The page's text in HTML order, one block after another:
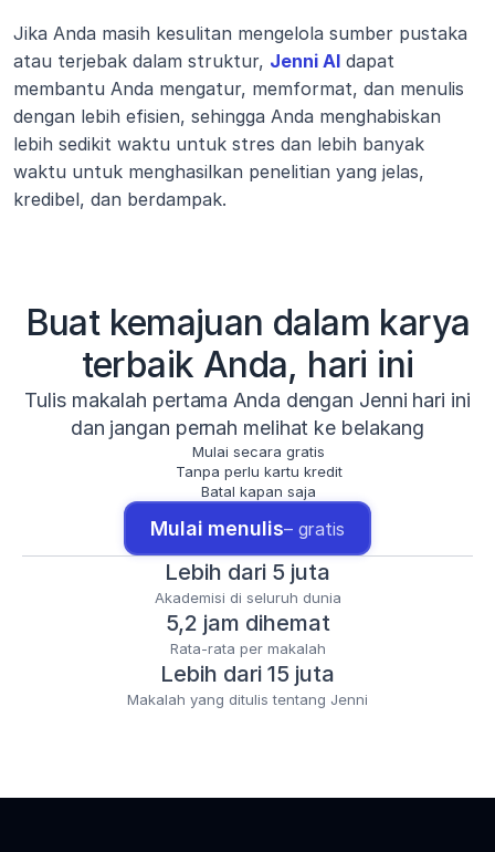
Jika Anda masih kesulitan mengelola sumber pustaka
atau terjebak dalam struktur, Jenni AI dapat
membantu Anda mengatur, memformat, dan menulis
dengan lebih efisien, sehingga Anda menghabiskan
lebih sedikit waktu untuk stres dan lebih banyak
waktu untuk menghasilkan penelitian yang jelas,
kredibel, dan berdampak.
Buat kemajuan dalam karya
terbaik Anda, hari ini
Tulis makalah pertama Anda dengan Jenni hari ini
dan jangan pernah melihat ke belakang
Mulai secara gratis
Tanpa perlu kartu kredit
Batal kapan saja
Mulai menulis– gratis
Lebih dari 5 juta
Akademisi di seluruh dunia
5,2 jam dihemat
Rata-rata per makalah
Lebih dari 15 juta
Makalah yang ditulis tentang Jenni